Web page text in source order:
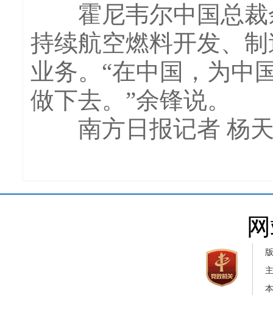
霍尼韦尔中国总裁
持续航空燃料开发、
业务。“在中国，为中
做下去。”余锋说。
南方日报记者 杨